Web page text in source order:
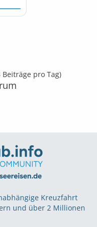
Beiträge pro Tag)
Kreuzfahrt
und über 2 Millionen